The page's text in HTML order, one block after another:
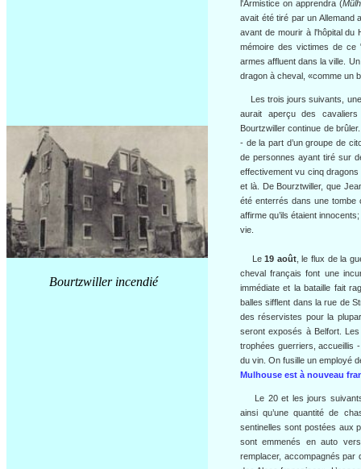
Bourtzwiller incendié
l'Armistice on apprendra (
avait été tiré par un Allemand
avant de mourir à l'hôpital du
mémoire des victimes de ce
armes affluent dans la ville.
dragon à cheval, «comme un
Les trois jours suivants, une
aurait aperçu des
Bourtzwiller continue de
- de la part d’un groupe de
de personnes ayant tiré sur
effectivement vu cinq
et là. De Bourztwiller, que
été enterrés dans une tombe
affirme qu’ils étaient
vie.
Le19 août, le flux de la
cheval français font une
immédiate et la bataille fait
balles sifflent dans la rue de
des réservistes pour la
seront exposés à Belfort.
trophées guerriers, accueillis
du vin. On fusille un employé
Mulhouse est à nouveau
Le 20 et les jours suivants,
ainsi qu’une quantité de
sentinelles sont postées aux
sont emmenés en auto
remplacer, accompagnés par